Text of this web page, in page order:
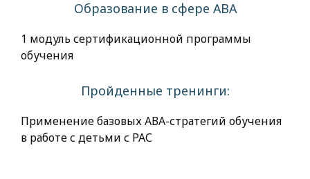
Образование в сфере АВА
1 модуль сертификационной программы
обучения
Пройденные тренинги:
Применение базовых АВА-стратегий обучения
в работе с детьми с РАС